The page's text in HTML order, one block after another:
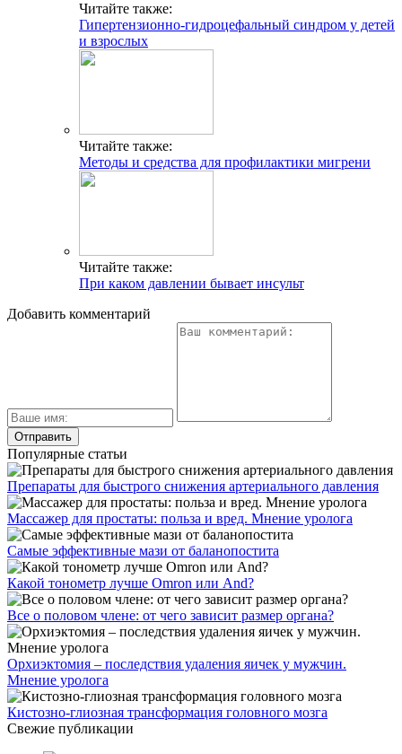
Читайте также:
Гипертензионно-гидроцефальный синдром у детей
и взрослых
Читайте также:
Методы и средства для профилактики мигрени
Читайте также:
При каком давлении бывает инсульт
Добавить комментарий
Популярные статьи
Препараты для быстрого снижения артериального давления
Массажер для простаты: польза и вред. Мнение уролога
Самые эффективные мази от баланопостита
Какой тонометр лучше Omron или And?
Все о половом члене: от чего зависит размер органа?
Орхиэктомия – последствия удаления яичек у мужчин.
Мнение уролога
Кистозно-глиозная трансформация головного мозга
Свежие публикации